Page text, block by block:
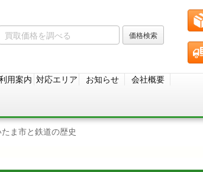
用案内 対応エリア お知らせ 会社概要
ま市と鉄道の歴史